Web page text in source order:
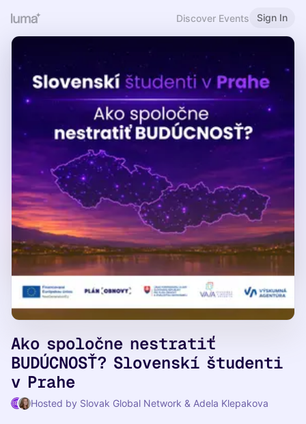
Discover Events Sign In
Ako spoločne nestratiť
BUDÚCNOSŤ? Slovenskí študenti
v Prahe
Hosted by Slovak Global Network & Adela Klepakova